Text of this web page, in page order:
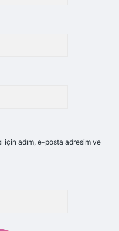
için adım, e-posta adresim ve